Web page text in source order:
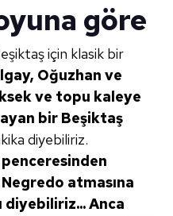
göre
için klasik bir
gay, Oğuzhan ve
ve topu kaleye
bir Beşiktaş
diyebiliriz.
Negredo atmasına
diyebiliriz... Anca